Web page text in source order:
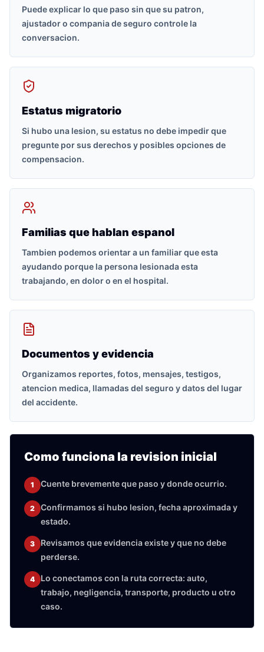
Puede explicar lo que paso sin que su patron,
ajustador o compania de seguro controle la
conversacion.
Estatus migratorio
Si hubo una lesion, su estatus no debe impedir que
pregunte por sus derechos y posibles opciones de
compensacion.
Familias que hablan espanol
Tambien podemos orientar a un familiar que esta
ayudando porque la persona lesionada esta
trabajando, en dolor o en el hospital.
Documentos y evidencia
Organizamos reportes, fotos, mensajes, testigos,
atencion medica, llamadas del seguro y datos del lugar
del accidente.
Como funciona la revision inicial
1 Cuente brevemente que paso y donde ocurrio.
2
Confirmamos si hubo lesion, fecha aproximada y
estado.
3
Revisamos que evidencia existe y que no debe
perderse.
4
Lo conectamos con la ruta correcta: auto,
trabajo, negligencia, transporte, producto u otro
caso.